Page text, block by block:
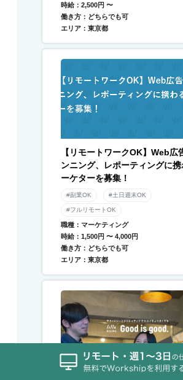
時給：2,500円 〜
働き方：どちらでも可
エリア：東京都
【リモートワークOK】Web広
ンニング、レポーティングに
ーケターを募集！
#副業OK #土日週末OK
#フルリモートOK
職種：マーケティング
時給：1,500円 〜 4,000円
働き方：どちらでも可
エリア：東京都